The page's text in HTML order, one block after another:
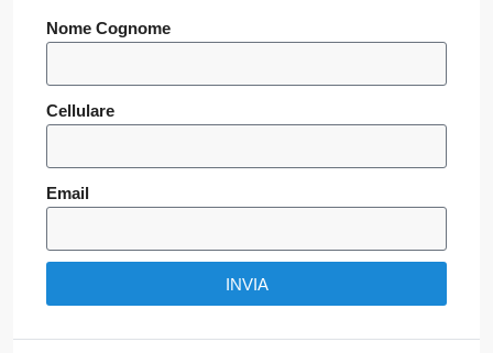
Nome Cognome
Cellulare
Email
INVIA